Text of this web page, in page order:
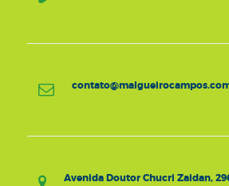
Avenida Doutor Chucri Zaidan,